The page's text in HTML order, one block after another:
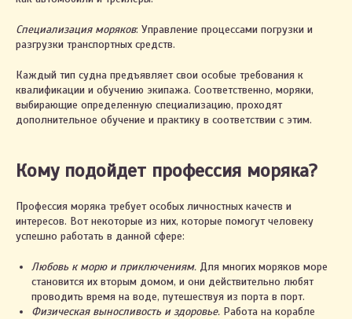
Специализация моряков: Управление процессами погрузки и
разгрузки транспортных средств.
Каждый тип судна предъявляет свои особые требования к
квалификации и обучению экипажа. Соответственно, моряки,
выбирающие определенную специализацию, проходят
дополнительное обучение и практику в соответствии с этим.
Кому подойдет профессия моряка?
Профессия моряка требует особых личностных качеств и
интересов. Вот некоторые из них, которые помогут человеку
успешно работать в данной сфере:
Любовь к морю и приключениям. Для многих моряков море
становится их вторым домом, и они действительно любят
проводить время на воде, путешествуя из порта в порт.
Физическая выносливость и здоровье. Работа на корабле